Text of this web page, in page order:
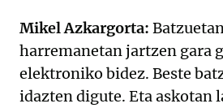
Mikel Azkargorta:
harremanetan jartzen gara
elektroniko bidez. Beste
idazten digute. Eta askotan